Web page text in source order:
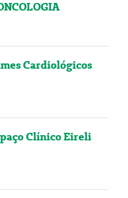
Cardiológicos
Clínico Eireli